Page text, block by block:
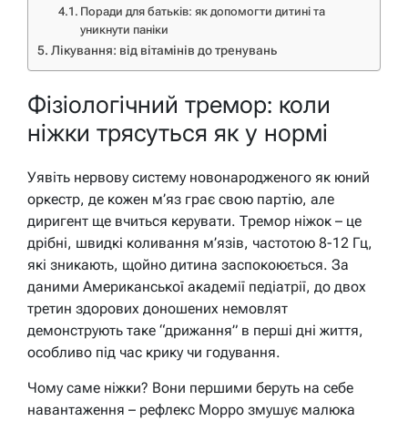
Поради для батьків: як допомогти дитині та
уникнути паніки
Лікування: від вітамінів до тренувань
Фізіологічний тремор: коли
ніжки трясуться як у нормі
Уявіть нервову систему новонародженого як юний
оркестр, де кожен м’яз грає свою партію, але
диригент ще вчиться керувати. Тремор ніжок – це
дрібні, швидкі коливання м’язів, частотою 8-12 Гц,
які зникають, щойно дитина заспокоюється. За
даними Американської академії педіатрії, до двох
третин здорових доношених немовлят
демонструють таке “дрижання” в перші дні життя,
особливо під час крику чи годування.
Чому саме ніжки? Вони першими беруть на себе
навантаження – рефлекс Морро змушує малюка